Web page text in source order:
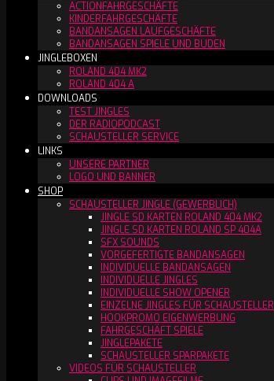
ACTIONFAHRGESCHÄFTE
KINDERFAHRGESCHÄFTE
BANDANSAGEN LAUFGESCHÄFTE
BANDANSAGEN SPIELE UND BUDEN
JINGLEBOXEN
ROLAND 404 MK2
ROLAND 404 A
DOWNLOADS
TEST JINGLES
DER RADIOPODCAST
SCHAUSTELLER SERVICE
LINKS
UNSERE PARTNER
LOGO UND BANNER
SHOP
SCHAUSTELLER JINGLE (GEWERBLICH)
JINGLE SD KARTEN ROLAND 404 MK2
JINGLE SD KARTEN ROLAND SP 404A
SFX SOUNDS
VORGEFERTIGTE BANDANSAGEN
INDIVIDUELLE BANDANSAGEN
INDIVIDUELLE JINGLES
INDIVIDUELLE SHOW OPENER
EINZELNE JINGLES FÜR SCHAUSTELLER
HOOKPROMO EIGENWERBUNG
FAHRGESCHÄFT SPIELE
JINGLEPAKETE
SCHAUSTELLER SPARPAKETE
VIDEOS FÜR SCHAUSTELLER